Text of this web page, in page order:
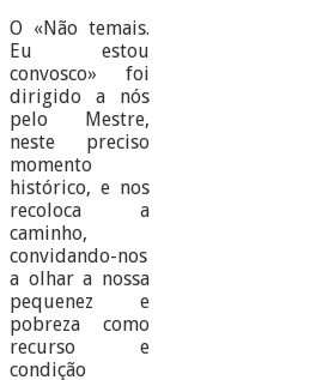
O «Não temais.
Eu estou
convosco» foi
dirigido a nós
pelo Mestre,
neste preciso
momento
histórico, e nos
recoloca a
caminho,
convidando-nos
a olhar a nossa
pequenez e
pobreza como
recurso e
condição